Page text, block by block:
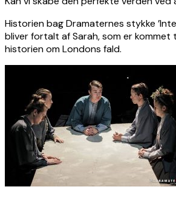
Historien bag Dramaternes stykke
bliver fortalt af Sarah, som er kommet
historien om Londons fald.